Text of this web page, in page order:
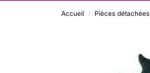
Accueil / Pièces détachées